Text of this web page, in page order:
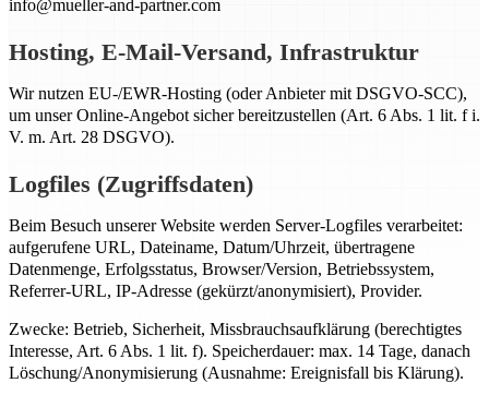
info@mueller-and-partner.com
Hosting, E-Mail-Versand, Infrastruktur
Wir nutzen EU-/EWR-Hosting (oder Anbieter mit DSGVO-SCC),
um unser Online-Angebot sicher bereitzustellen (Art. 6 Abs. 1 lit. f i.
V. m. Art. 28 DSGVO).
Logfiles (Zugriffsdaten)
Beim Besuch unserer Website werden Server-Logfiles verarbeitet:
aufgerufene URL, Dateiname, Datum/Uhrzeit, übertragene
Datenmenge, Erfolgsstatus, Browser/Version, Betriebssystem,
Referrer-URL, IP-Adresse (gekürzt/anonymisiert), Provider.
Zwecke: Betrieb, Sicherheit, Missbrauchsaufklärung (berechtigtes
Interesse, Art. 6 Abs. 1 lit. f). Speicherdauer: max. 14 Tage, danach
Löschung/Anonymisierung (Ausnahme: Ereignisfall bis Klärung).